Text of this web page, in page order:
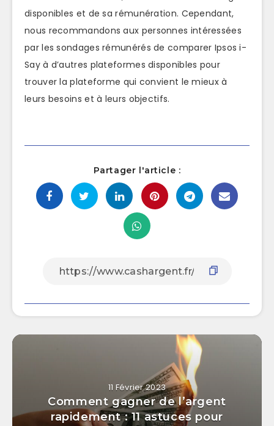
disponibles et de sa rémunération. Cependant,
nous recommandons aux personnes intéressées
par les sondages rémunérés de comparer Ipsos i-
Say à d’autres plateformes disponibles pour
trouver la plateforme qui convient le mieux à
leurs besoins et à leurs objectifs.
Partager l'article :
11 Février 2023
Comment gagner de l’argent
rapidement : 11 astuces pour